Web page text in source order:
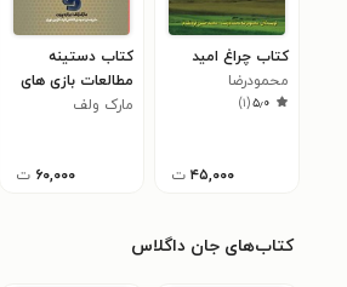
کتاب چراغ امید
محمودرضا
محمددوست
۵٫۰(۱)
۴۵,۰۰۰ ت
کتاب دستینه
مطالعات بازی های
رایانه ای راتلج
مارک ولف
۶۰,۰۰۰ ت
کتاب‌های جان داگلاس